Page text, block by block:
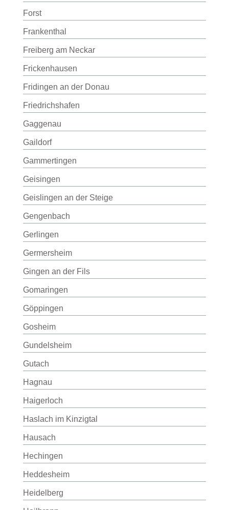
Forst
Frankenthal
Freiberg am Neckar
Frickenhausen
Fridingen an der Donau
Friedrichshafen
Gaggenau
Gaildorf
Gammertingen
Geisingen
Geislingen an der Steige
Gengenbach
Gerlingen
Germersheim
Gingen an der Fils
Gomaringen
Göppingen
Gosheim
Gundelsheim
Gutach
Hagnau
Haigerloch
Haslach im Kinzigtal
Hausach
Hechingen
Heddesheim
Heidelberg